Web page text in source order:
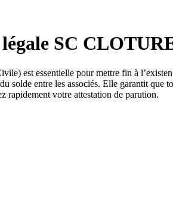
SC
est essentielle pour mettre fin à
solde entre les associés. Elle garantit
rapidement votre attestation de parution.